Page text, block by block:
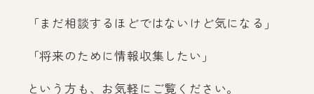
「まだ相談するほどではないけど気になる」
「将来のために情報収集したい」
という方も、お気軽にご覧ください。